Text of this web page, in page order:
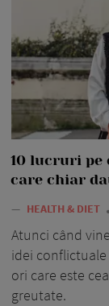
10 lucruri pe
care chiar
— HEALTH & DIET
Atunci când
idei
ori care este
greutate.